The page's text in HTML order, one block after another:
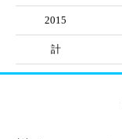
2015
計